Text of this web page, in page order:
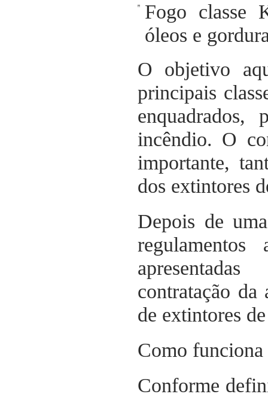
Fogo classe
óleos e
O objetivo
principais
incêndio. O
importante,
dos extintores
Depois de
contratação da
de extintores
Como
Conforme